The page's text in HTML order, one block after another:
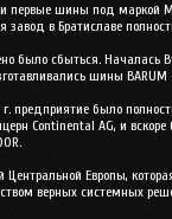
шины под маркой
в Братиславе
было сбыться. Началась
шины
предприятие было
Continental AG, и
Европы,
верных системных